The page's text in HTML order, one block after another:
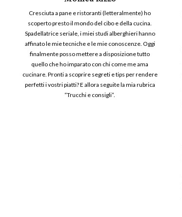
Cresciuta a pane e ristoranti (letteralmente) ho
scoperto presto il mondo del cibo e della cucina.
Spadellatrice seriale, i miei studi alberghieri hanno
affinato le mie tecniche e le mie conoscenze. Oggi
finalmente posso mettere a disposizione tutto
quello che ho imparato con chi come me ama
cucinare. Pronti a scoprire segreti e tips per rendere
perfetti i vostri piatti? E allora seguite la mia rubrica
“Trucchi e consigli”.